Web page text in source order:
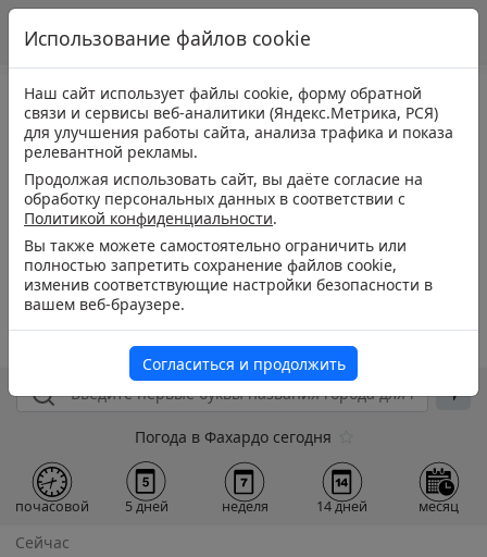
Погода в Фахардо сегодня
почасовой 5 дней неделя 14 дней месяц
Сейчас
Использование файлов cookie
Наш сайт использует файлы cookie, форму обратной
связи и сервисы веб-аналитики (Яндекс.Метрика, РСЯ)
для улучшения работы сайта, анализа трафика и показа
релевантной рекламы.
Продолжая использовать сайт, вы даёте согласие на
обработку персональных данных в соответствии с
Политикой конфиденциальности.
Вы также можете самостоятельно ограничить или
полностью запретить сохранение файлов cookie,
изменив соответствующие настройки безопасности в
вашем веб-браузере.
Согласиться и продолжить